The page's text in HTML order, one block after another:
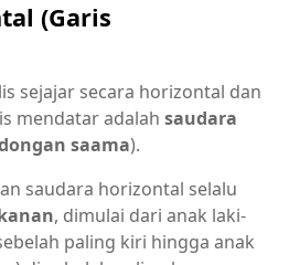
(Garis
sejajar secara horizontal dan
mendatar adalah saudara
saama).
saudara horizontal selalu
, dimulai dari anak laki-
paling kiri hingga anak